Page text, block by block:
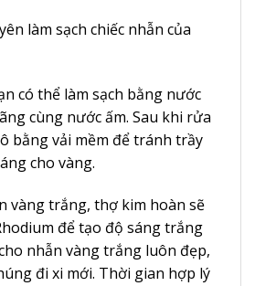
làm sạch chiếc nhẫn của
có thể làm sạch bằng nước
cùng nước ấm. Sau khi rửa
bằng vải mềm để tránh trầy
cho vàng.
vàng trắng, thợ kim hoàn sẽ
để tạo độ sáng trắng
nhẫn vàng trắng luôn đẹp,
đi xi mới. Thời gian hợp lý